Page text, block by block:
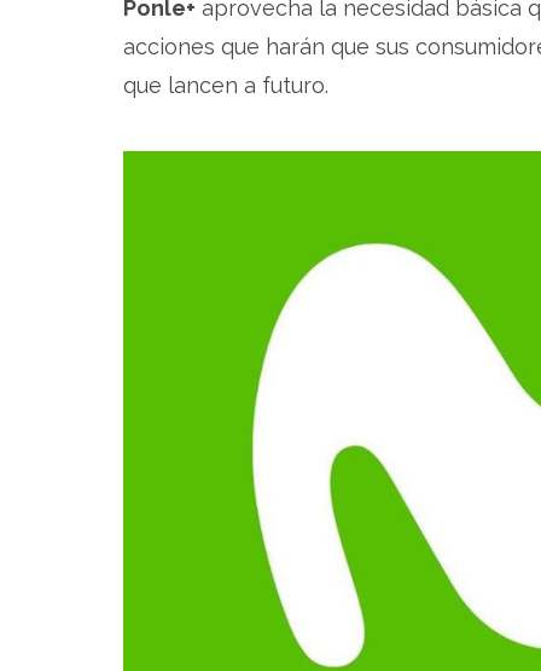
Ponle+ aprovecha la necesidad básica
acciones que harán que sus
que lancen a futuro.